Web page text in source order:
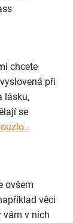
chcete
při
lásku,
se
ovšem
věci
vám v nich